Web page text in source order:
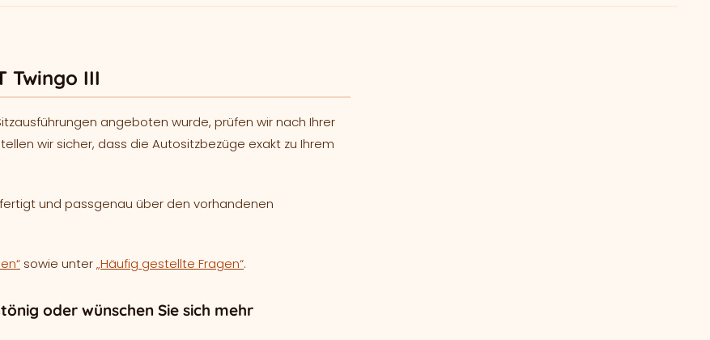
Twingo III
angeboten wurde, prüfen wir nach Ihrer
wir sicher, dass die Autositzbezüge exakt zu Ihrem
und passgenau über den vorhandenen
sowie unter„Häufig gestellte Fragen“.
oder wünschen Sie sich mehr